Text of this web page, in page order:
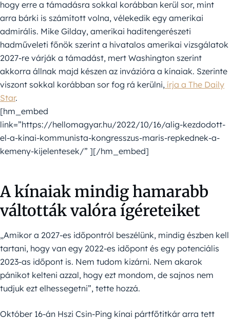
hogy erre a támadásra sokkal korábban kerül sor, mint
arra bárki is számított volna, vélekedik egy amerikai
admirális. Mike Gilday, amerikai haditengerészeti
hadműveleti főnök szerint a hivatalos amerikai vizsgálatok
2027-re várják a támadást, mert Washington szerint
akkorra állnak majd készen az invázióra a kínaiak. Szerinte
viszont sokkal korábban sor fog rá kerülni, írja a The Daily
Star.
[hm_embed
link=”https://hellomagyar.hu/2022/10/16/alig-kezdodott-
el-a-kinai-kommunista-kongresszus-maris-repkednek-a-
kemeny-kijelentesek/” ][/hm_embed]
A kínaiak mindig hamarabb
váltották valóra ígéreteiket
„Amikor a 2027-es időpontról beszélünk, mindig észben kell
tartani, hogy van egy 2022-es időpont és egy potenciális
2023-as időpont is. Nem tudom kizárni. Nem akarok
pánikot kelteni azzal, hogy ezt mondom, de sajnos nem
tudjuk ezt elhessegetni”, tette hozzá.
Október 16-án Hszi Csin-Ping kínai pártfőtitkár arra tett